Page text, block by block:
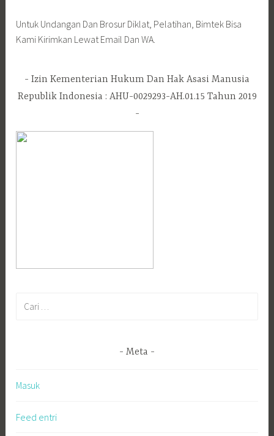
Untuk Undangan Dan Brosur Diklat, Pelatihan, Bimtek Bisa
Kami Kirimkan Lewat Email Dan WA.
Izin Kementerian Hukum Dan Hak Asasi Manusia
Republik Indonesia : AHU-0029293-AH.01.15 Tahun 2019
Meta
Masuk
Feed entri